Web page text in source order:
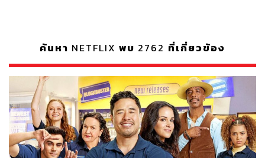
ค้นหา NETFLIX พบ 2762 ที่เกี่ยวข้อง